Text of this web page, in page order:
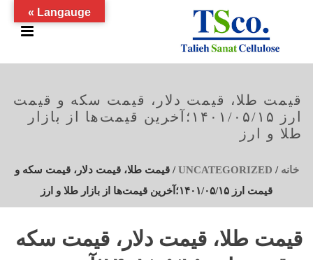
قیمت طلا، قیمت دلار، قیمت سکه و قیمت
ارز ۱۴۰۱/۰۵/۱۵؛آخرین قیمت‌ها از بازار
طلا و ارز
خانه /
UNCATEGORIZED/ قیمت طلا، قیمت دلار، قیمت سکه و
قیمت ارز ۱۴۰۱/۰۵/۱۵؛آخرین قیمت‌ها از بازار طلا و ارز
قیمت طلا، قیمت دلار، قیمت سکه
Langauge »